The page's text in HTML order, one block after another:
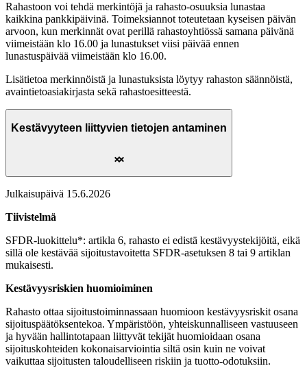
Rahastoon voi tehdä merkintöjä ja rahasto-osuuksia lunastaa
kaikkina pankkipäivinä. Toimeksiannot toteutetaan kyseisen päivän
arvoon, kun merkinnät ovat perillä rahastoyhtiössä samana päivänä
viimeistään klo 16.00 ja lunastukset viisi päivää ennen
lunastuspäivää viimeistään klo 16.00.
Lisätietoa merkinnöistä ja lunastuksista löytyy rahaston säännöistä,
avaintietoasiakirjasta sekä rahastoesitteestä.
Kestävyyteen liittyvien tietojen antaminen
Julkaisupäivä 15.6.2026
Tiivistelmä
SFDR-luokittelu*: artikla 6, rahasto ei edistä kestävyystekijöitä, eikä
sillä ole kestävää sijoitustavoitetta SFDR-asetuksen 8 tai 9 artiklan
mukaisesti.
Kestävyysriskien huomioiminen
Rahasto ottaa sijoitustoiminnassaan huomioon kestävyysriskit osana
sijoituspäätöksentekoa. Ympäristöön, yhteiskunnalliseen vastuuseen
ja hyvään hallintotapaan liittyvät tekijät huomioidaan osana
sijoituskohteiden kokonaisarviointia siltä osin kuin ne voivat
vaikuttaa sijoitusten taloudelliseen riskiin ja tuotto-odotuksiin.